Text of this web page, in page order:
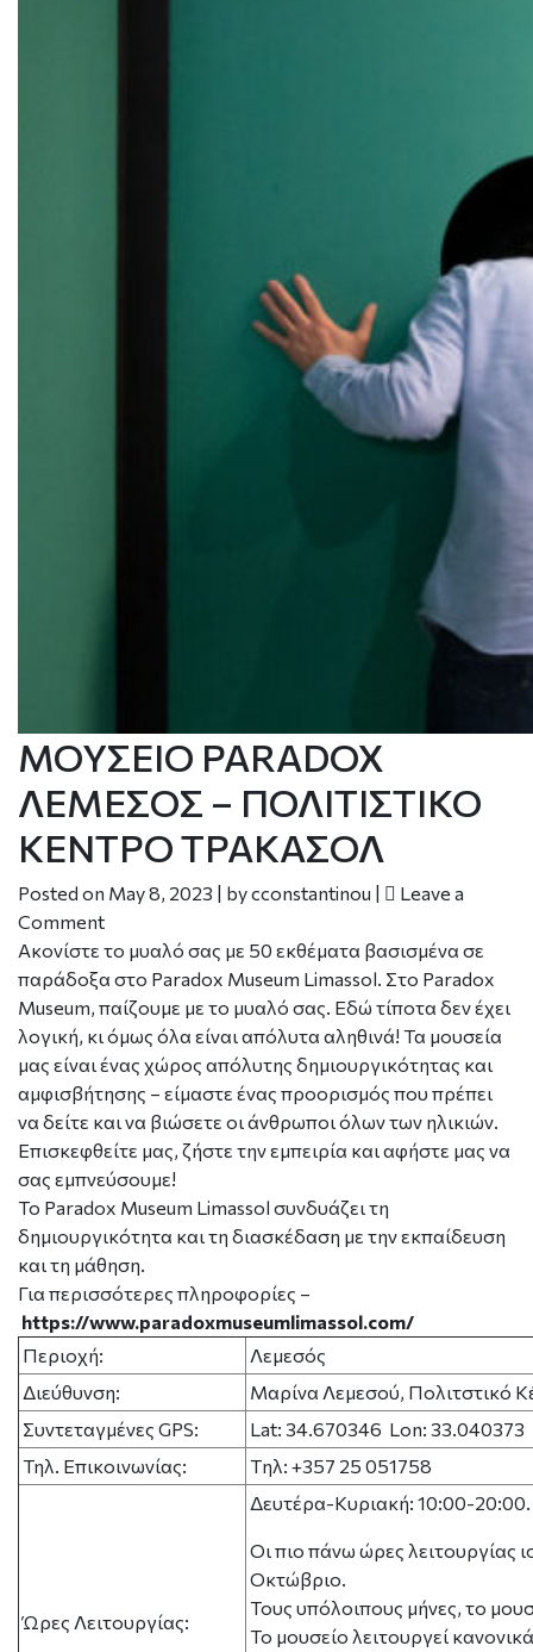
ΜΟΥΣΕΙΟ PARADOX
ΛΕΜΕΣΟΣ – ΠΟΛΙΤΙΣΤΙΚΟ
ΚΕΝΤΡΟ ΤΡΑΚΑΣΟΛ
Posted on May 8, 2023 | bycconstantinou |
Leave a
Comment
Ακονίστε το μυαλό σας με 50 εκθέματα βασισμένα σε
παράδοξα στο Paradox Museum Limassol. Στο Paradox
Museum, παίζουμε με το μυαλό σας. Εδώ τίποτα δεν έχει
λογική, κι όμως όλα είναι απόλυτα αληθινά! Τα μουσεία
μας είναι ένας χώρος απόλυτης δημιουργικότητας και
αμφισβήτησης – είμαστε ένας προορισμός που πρέπει
να δείτε και να βιώσετε οι άνθρωποι όλων των ηλικιών.
Επισκεφθείτε μας, ζήστε την εμπειρία και αφήστε μας να
σας εμπνεύσουμε!
To Paradox Museum Limassol συνδυάζει τη
δημιουργικότητα και τη διασκέδαση με την εκπαίδευση
και τη μάθηση.
Για περισσότερες πληροφορίες –
https://www.paradoxmuseumlimassol.com/
Περιοχή:
Λεμεσός
Διεύθυνση:
Μαρίνα Λεμεσού, Πολιτστικό
Συντεταγμένες GPS:
Lat: 34.670346 Lon: 33.040373
Τηλ. Επικοινωνίας:
Tηλ: +357 25 051758
Ώρες Λειτουργίας:
Δευτέρα-Κυριακή: 10:00-20:00.
Οι πιο πάνω ώρες λειτουργίας
Οκτώβριο.
Τους υπόλοιπους μήνες, το
Το μουσείο λειτουργεί